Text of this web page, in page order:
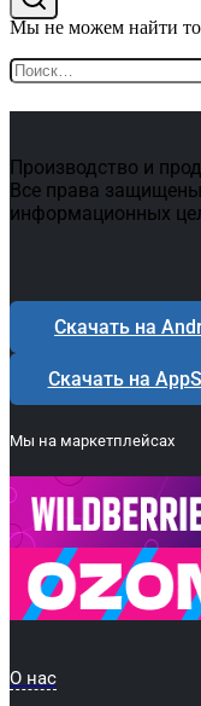
Мы не можем найти
Производство и
Все права
информационных
Скачать на
Скачать на
Мы на маркетплейсах
О нас